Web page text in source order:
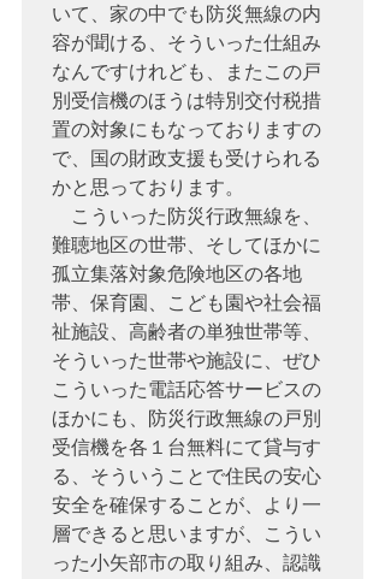
いて、家の中でも防災無線の内
容が聞ける、そういった仕組み
なんですけれども、またこの戸
別受信機のほうは特別交付税措
置の対象にもなっておりますの
で、国の財政支援も受けられる
かと思っております。
こういった防災行政無線を、
難聴地区の世帯、そしてほかに
孤立集落対象危険地区の各地
帯、保育園、こども園や社会福
祉施設、高齢者の単独世帯等、
そういった世帯や施設に、ぜひ
こういった電話応答サービスの
ほかにも、防災行政無線の戸別
受信機を各１台無料にて貸与す
る、そういうことで住民の安心
安全を確保することが、より一
層できると思いますが、こうい
った小矢部市の取り組み、認識